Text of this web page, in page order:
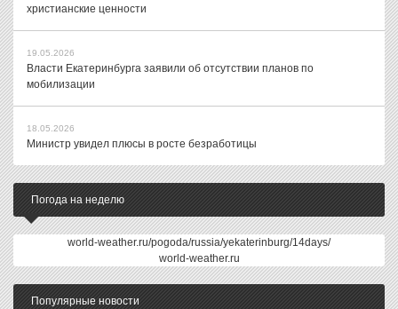
христианские ценности
19.05.2026
Власти Екатеринбурга заявили об отсутствии планов по
мобилизации
18.05.2026
Министр увидел плюсы в росте безработицы
Погода на неделю
world-weather.ru/pogoda/russia/yekaterinburg/14days/
world-weather.ru
Популярные новости